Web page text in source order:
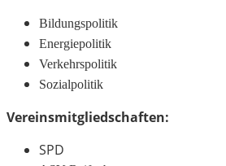
Bildungspolitik
Energiepolitik
Verkehrspolitik
Sozialpolitik
Vereinsmitgliedschaften:
SPD